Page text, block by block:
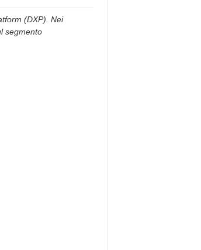
(DXP). Nei
segmento